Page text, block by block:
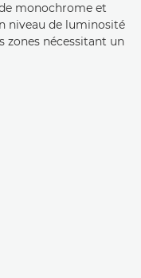
monochrome et
niveau de luminosité
zones nécessitant un